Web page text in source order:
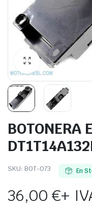
BOTONERA
SKU: BOT-073 En
36,00€+